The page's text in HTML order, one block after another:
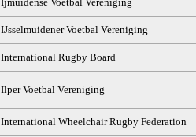
IJsselmuidener Voetbal Vereniging
International Rugby Board
Ilper Voetbal Vereniging
International Wheelchair Rugby Federation